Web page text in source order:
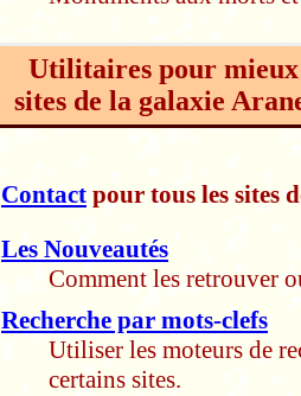
Utilitaires pour
sites de la galaxie
Contact pour tous les sites
Les Nouveautés
Comment les retrouver
Recherche par mots-clefs
Utiliser les moteurs de
certains sites.